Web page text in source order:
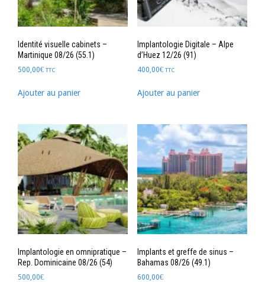
Identité visuelle cabinets –
Martinique 08/26 (55.1)
500,00€ TTC
Ajouter au panier
Implantologie Digitale – Alpe
d’Huez 12/26 (91)
400,00€ TTC
Ajouter au panier
Implantologie en omnipratique –
Rep. Dominicaine 08/26 (54)
500,00€
Implants et greffe de sinus –
Bahamas 08/26 (49.1)
600,00€